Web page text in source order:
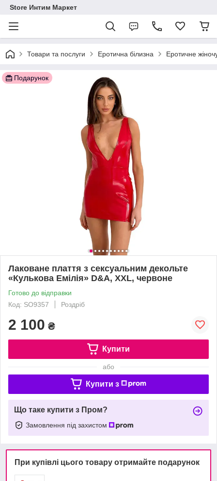
Store Интим Маркет
Товари та послуги Еротична білизна Еротичне
Подарунок
Лаковане плаття з сексуальним декольте
«Кулькова Емілія» D&A, XXL, червоне
Готово до відправки
Код: SO9357
Роздріб
2 100 ₴
Купити
або
Купити з
Що таке купити з Пром?
Замовлення під захистом
При купівлі цього товару отримайте подарунок